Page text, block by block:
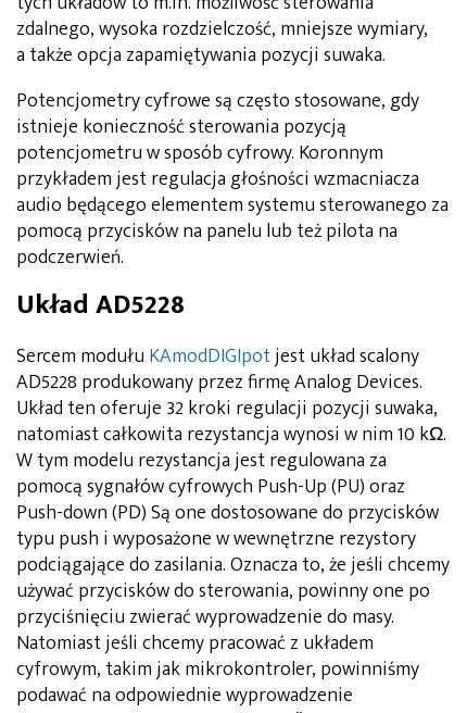
zdalnego, wysoka rozdzielczość, mniejsze wymiary,
a także opcja zapamiętywania pozycji suwaka.
Potencjometry cyfrowe są często stosowane, gdy
istnieje konieczność sterowania pozycją
potencjometru w sposób cyfrowy. Koronnym
przykładem jest regulacja głośności wzmacniacza
audio będącego elementem systemu sterowanego za
pomocą przycisków na panelu lub też pilota na
podczerwień.
Układ AD5228
Sercem modułu KAmodDIGIpotjest układ scalony
AD5228 produkowany przez firmę Analog Devices.
Układ ten oferuje 32 kroki regulacji pozycji suwaka,
natomiast całkowita rezystancja wynosi w nim 10 kΩ.
W tym modelu rezystancja jest regulowana za
pomocą sygnałów cyfrowych Push-Up (PU) oraz
Push-down (PD) Są one dostosowane do przycisków
typu push i wyposażone w wewnętrzne rezystory
podciągające do zasilania. Oznacza to, że jeśli chcemy
używać przycisków do sterowania, powinny one po
przyciśnięciu zwierać wyprowadzenie do masy.
Natomiast jeśli chcemy pracować z układem
cyfrowym, takim jak mikrokontroler, powinniśmy
podawać na odpowiednie wyprowadzenie